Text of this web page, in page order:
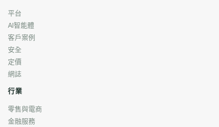
平台
AI智能體
客戶案例
安全
定價
網誌
行業
零售與電商
金融服務